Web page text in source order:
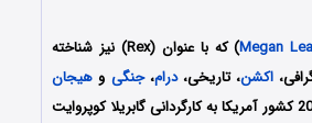
Megan
) که با عنوان (Rex) نیز شناخته
اکشن، تاریخی،درام،جنگی و هیجان
محصول سال 2017 کشور آمریکا به کارگردانی گابریلا کوپروایت